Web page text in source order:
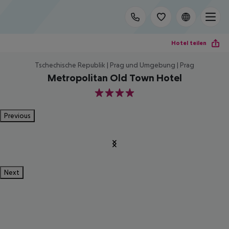
Hotel teilen
Tschechische Republik | Prag und Umgebung | Prag
Metropolitan Old Town Hotel
4
Previous
Next